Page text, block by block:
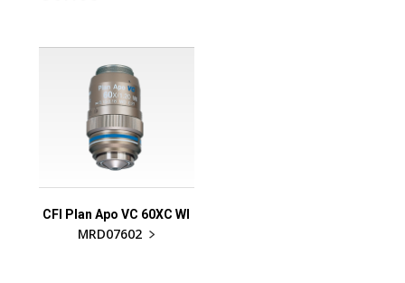
CFI Plan Apo VC 60XC WI
MRD07602